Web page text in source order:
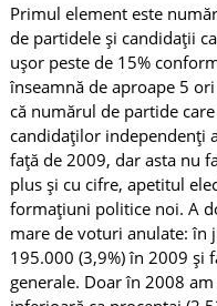
Primul element este
de partidele și candidații
ușor peste de 15%
înseamnă de aproape 5
că numărul de partide
candidaților independenți
față de 2009, dar asta nu
plus și cu cifre, apetitul
formațiuni politice noi. A
mare de voturi anulate: în
195.000 (3,9%) în 2009 și
generale. Doar în 2008